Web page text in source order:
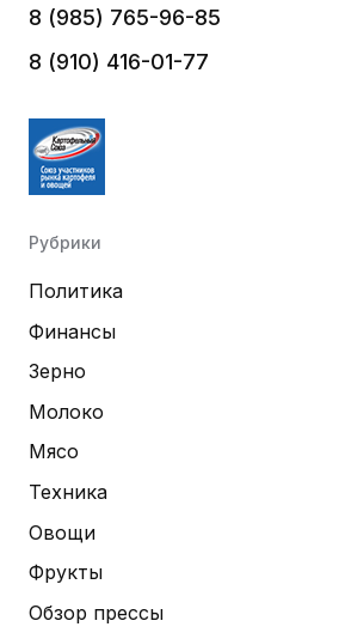
8 (985) 765-96-85
8 (910) 416-01-77
Рубрики
Политика
Финансы
Зерно
Молоко
Мясо
Техника
Овощи
Фрукты
Обзор прессы